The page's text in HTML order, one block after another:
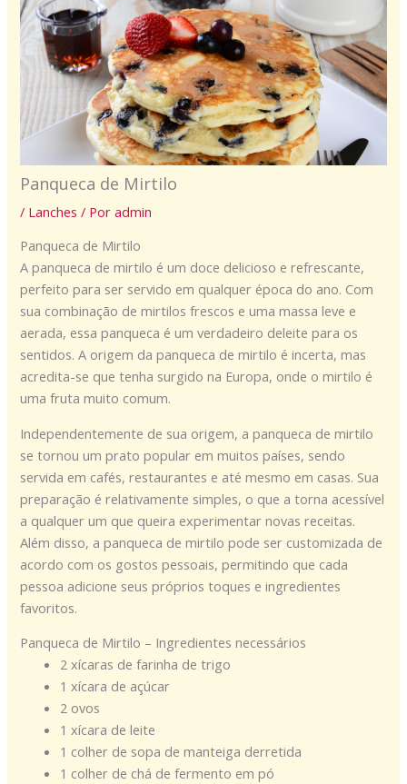
Panqueca de Mirtilo
/ Lanches / Poradmin
Panqueca de Mirtilo
A panqueca de mirtilo é um doce delicioso e refrescante,
perfeito para ser servido em qualquer época do ano. Com
sua combinação de mirtilos frescos e uma massa leve e
aerada, essa panqueca é um verdadeiro deleite para os
sentidos. A origem da panqueca de mirtilo é incerta, mas
acredita-se que tenha surgido na Europa, onde o mirtilo é
uma fruta muito comum.
Independentemente de sua origem, a panqueca de mirtilo
se tornou um prato popular em muitos países, sendo
servida em cafés, restaurantes e até mesmo em casas. Sua
preparação é relativamente simples, o que a torna acessível
a qualquer um que queira experimentar novas receitas.
Além disso, a panqueca de mirtilo pode ser customizada de
acordo com os gostos pessoais, permitindo que cada
pessoa adicione seus próprios toques e ingredientes
favoritos.
Panqueca de Mirtilo – Ingredientes necessários
2 xícaras de farinha de trigo
1 xícara de açúcar
2 ovos
1 xícara de leite
1 colher de sopa de manteiga derretida
1 colher de chá de fermento em pó